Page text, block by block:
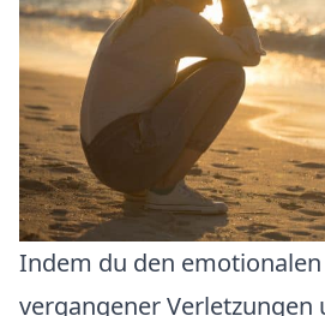
Indem du den
vergangener Verletzungen